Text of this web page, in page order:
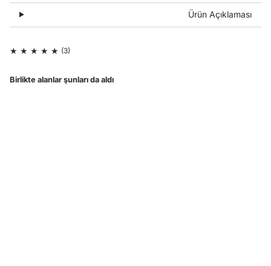
Ürün Açıklaması
Birlikte alanlar şunları da aldı